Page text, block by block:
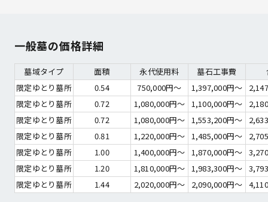
一般墓の価格詳細
墓域タイプ 面積 永代使用料 墓石工事費
限定ゆとり墓所
0.54 750,000円～ 1,397,000円～
限定ゆとり墓所
0.72 1,080,000円～ 1,100,000円～
限定ゆとり墓所
0.72 1,080,000円～ 1,553,200円～
限定ゆとり墓所
0.81 1,220,000円～ 1,485,000円～
限定ゆとり墓所
1.00 1,400,000円～ 1,870,000円～
限定ゆとり墓所
1.20 1,810,000円～ 1,983,300円～
限定ゆとり墓所
1.44 2,020,000円～ 2,090,000円～